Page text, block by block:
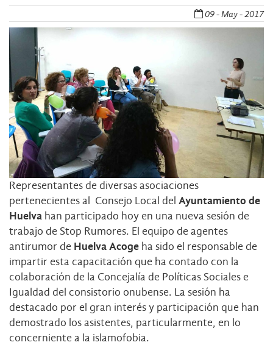
09 - May - 2017
Representantes de diversas asociaciones
pertenecientes al Consejo Local del Ayuntamiento de
Huelva han participado hoy en una nueva sesión de
trabajo de Stop Rumores. El equipo de agentes
antirumor de Huelva Acoge ha sido el responsable de
impartir esta capacitación que ha contado con la
colaboración de la Concejalía de Políticas Sociales e
Igualdad del consistorio onubense. La sesión ha
destacado por el gran interés y participación que han
demostrado los asistentes, particularmente, en lo
concerniente a la islamofobia.